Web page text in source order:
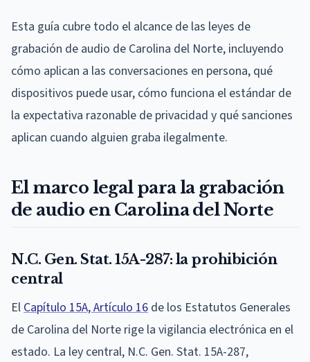
Esta guía cubre todo el alcance de las leyes de
grabación de audio de Carolina del Norte, incluyendo
cómo aplican a las conversaciones en persona, qué
dispositivos puede usar, cómo funciona el estándar de
la expectativa razonable de privacidad y qué sanciones
aplican cuando alguien graba ilegalmente.
El marco legal para la grabación
de audio en Carolina del Norte
N.C. Gen. Stat. 15A-287: la prohibición
central
El Capítulo 15A, Artículo 16 de los Estatutos Generales
de Carolina del Norte rige la vigilancia electrónica en el
estado. La ley central, N.C. Gen. Stat. 15A-287,